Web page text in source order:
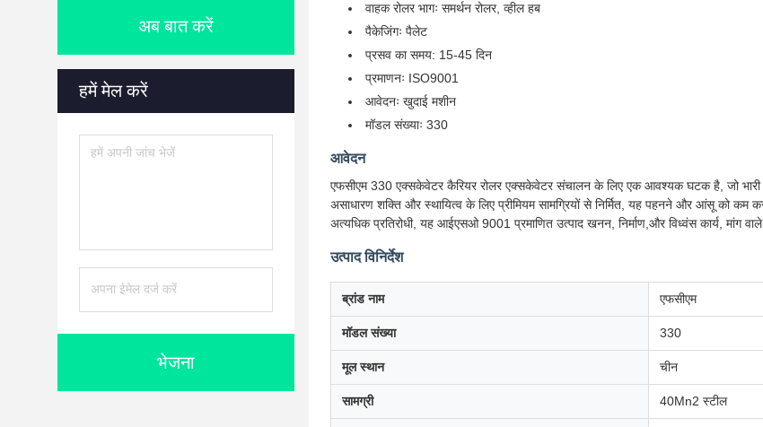
अब बात करें
हमें मेल करें
भेजना
वाहक रोलर भागः समर्थन रोलर, व्हील हब
पैकेजिंगः पैलेट
प्रसव का समय: 15-45 दिन
प्रमाणनः ISO9001
आवेदनः खुदाई मशीन
मॉडल संख्याः 330
आवेदन
एफसीएम 330 एक्सकेवेटर कैरियर रोलर एक्सकेवेटर संचालन के लिए एक आवश्यक घटक है, जो भारी
असाधारण शक्ति और स्थायित्व के लिए प्रीमियम सामग्रियों से निर्मित, यह पहनने और आंसू को कम
अत्यधिक प्रतिरोधी, यह आईएसओ 9001 प्रमाणित उत्पाद खनन, निर्माण,और विध्वंस कार्य, मांग
उत्पाद विनिर्देश
ब्रांड नाम एफसीएम
मॉडल संख्या 330
मूल स्थान चीन
सामग्री 40Mn2 स्टील